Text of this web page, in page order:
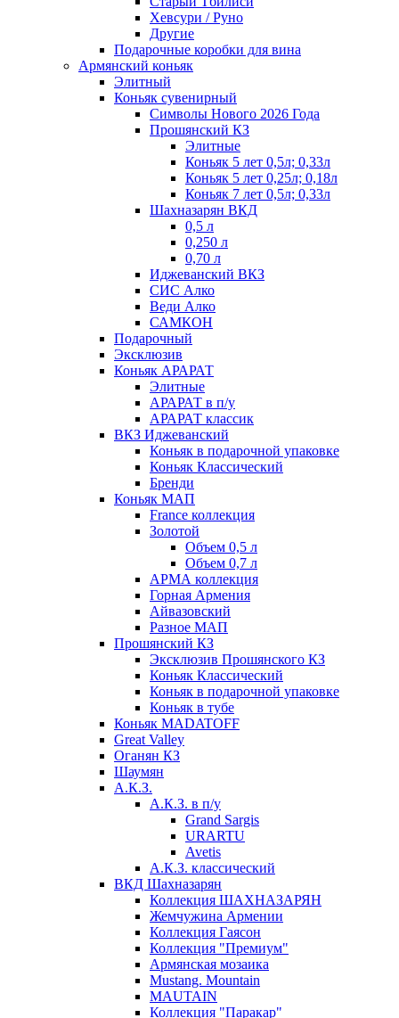
Хевсури / Руно
Другие
Подарочные коробки для вина
Армянский коньяк
Элитный
Коньяк сувенирный
Символы Нового 2026 Года
Прошянский КЗ
Элитные
Коньяк 5 лет 0,5л; 0,33л
Коньяк 5 лет 0,25л; 0,18л
Коньяк 7 лет 0,5л; 0,33л
Шахназарян ВКД
0,5 л
0,250 л
0,70 л
Иджеванский ВКЗ
СИС Алко
Веди Алко
САМКОН
Подарочный
Эксклюзив
Коньяк АРАРАТ
Элитные
АРАРАТ в п/у
АРАРАТ классик
ВКЗ Иджеванский
Коньяк в подарочной упаковке
Коньяк Классический
Бренди
Коньяк МАП
France коллекция
Золотой
Объем 0,5 л
Объем 0,7 л
АРМА коллекция
Горная Армения
Айвазовский
Разное МАП
Прошянский КЗ
Эксклюзив Прошянского КЗ
Коньяк Классический
Коньяк в подарочной упаковке
Коньяк в тубе
Коньяк MADATOFF
Great Valley
Оганян КЗ
Шаумян
А.К.З.
А.К.З. в п/у
Grand Sargis
URARTU
Avetis
А.К.З. классический
ВКД Шахназарян
Коллекция ШАХНАЗАРЯН
Жемчужина Армении
Коллекция Гаясон
Коллекция "Премиум"
Армянская мозаика
Mustang. Mountain
MAUTAIN
Коллекция "Паракар"